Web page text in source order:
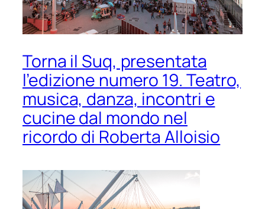
Torna il Suq, presentata
l’edizione numero 19. Teatro,
musica, danza, incontri e
cucine dal mondo nel
ricordo di Roberta Alloisio